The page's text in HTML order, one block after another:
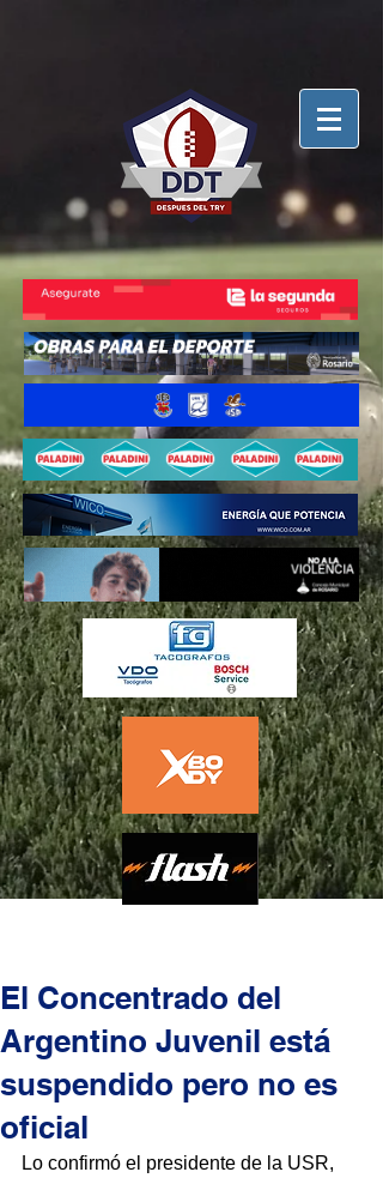
El Concentrado del
Argentino Juvenil está
suspendido pero no es
oficial
Lo confirmó el presidente de la USR,